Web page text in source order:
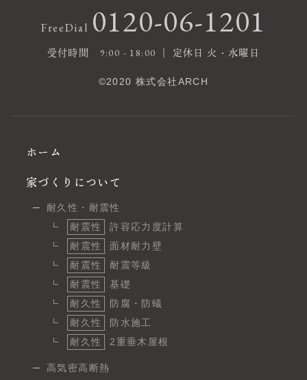
FreeDial 0120-06-1201
受付時間 9:00 - 18:00 ｜ 定休日 火・水曜日
©2020 株式会社ARCH
ホーム
家づくりについて
耐久性・耐震性
耐震性
許容応力度計算
耐震性
面材耐力壁
耐震性
耐震等級
耐震性
基礎
耐久性
防腐・防蟻
耐久性
防水施工
耐久性
2重垂木屋根
高気密高断熱